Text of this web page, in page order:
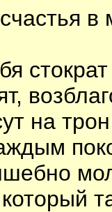
в
стократ
на